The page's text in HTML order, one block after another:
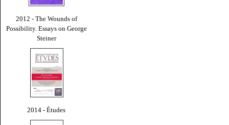
2012 - The Wounds of
Possibility. Essays on George
Steiner
2014 - Études